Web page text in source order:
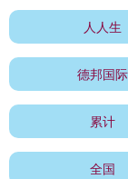
人人生
德邦国际
累计
全国